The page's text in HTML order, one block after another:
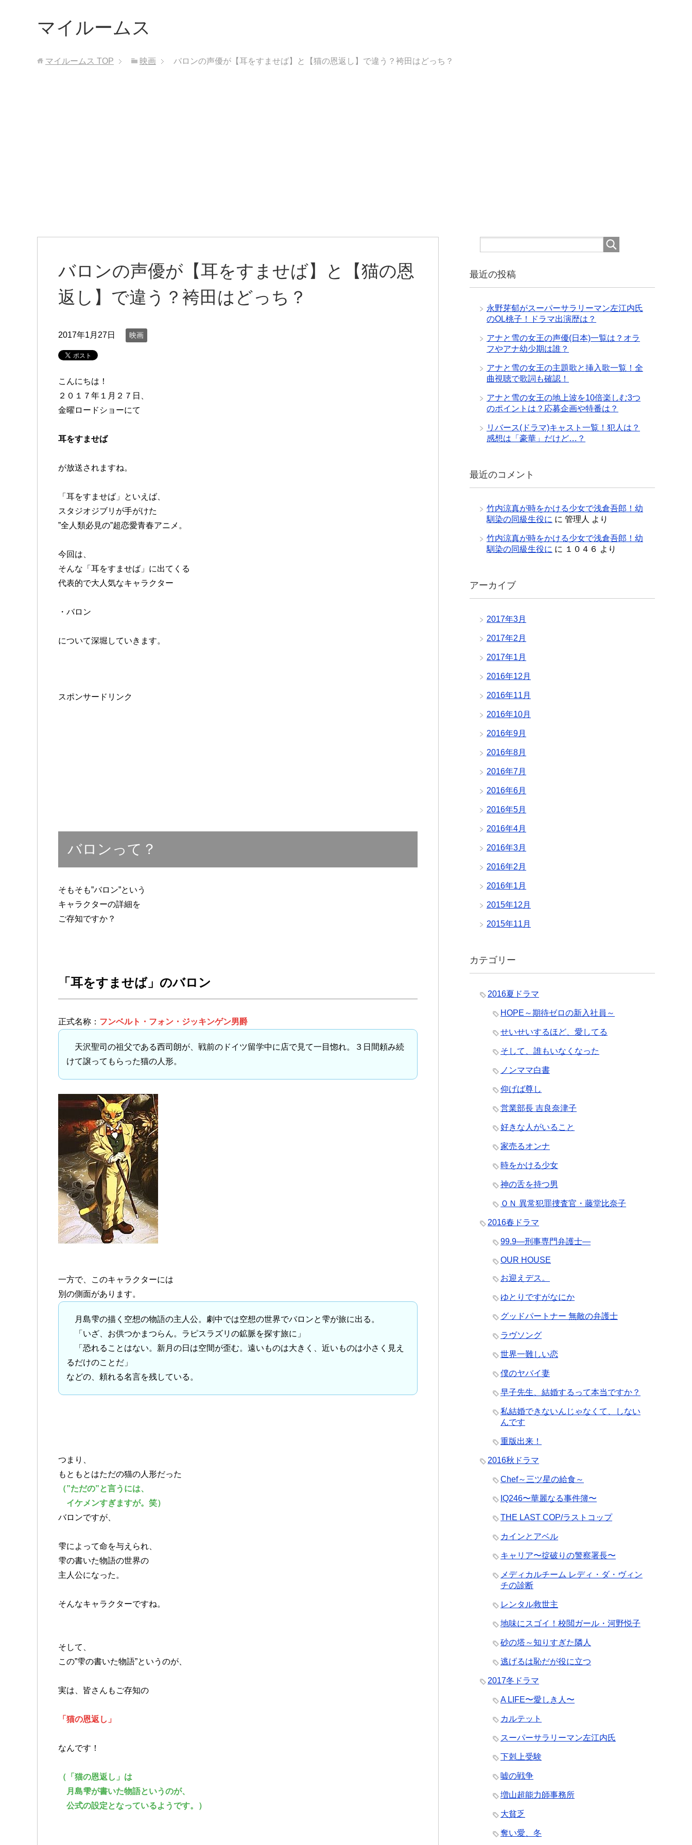
マイルームス
マイルームス TOP 映画 バロンの声優が【耳をすませば】と【猫の恩返し】で違う？袴田はどっち？
バロンの声優が【耳をすませば】と【猫の恩
返し】で違う？袴田はどっち？
2017年1月27日 映画
こんにちは！
２０１７年１月２７日、
金曜ロードショーにて
耳をすませば
が放送されますね。
「耳をすませば」といえば、
スタジオジブリが手がけた
”全人類必見の”超恋愛青春アニメ。
今回は、
そんな「耳をすませば」に出てくる
代表的で大人気なキャラクター
・バロン
について深堀していきます。
スポンサードリンク
バロンって？
そもそも”バロン”という
キャラクターの詳細を
ご存知ですか？
「耳をすませば」のバロン
正式名称： フンベルト・フォン・ジッキンゲン男爵
天沢聖司の祖父である西司朗が、戦前のドイツ留学中に店で見て一目惚れ。３日間頼み続
けて譲ってもらった猫の人形。
一方で、このキャラクターには
別の側面があります。
月島雫の描く空想の物語の主人公。劇中では空想の世界でバロンと雫が旅に出る。
「いざ、お供つかまつらん。ラピスラズリの鉱脈を探す旅に」
「恐れることはない。新月の日は空間が歪む。遠いものは大きく、近いものは小さく見え
るだけのことだ」
などの、頼れる名言を残している。
つまり、
もともとはただの猫の人形だった
（”ただの”と言うには、
イケメンすぎますが。笑）
バロンですが、
雫によって命を与えられ、
雫の書いた物語の世界の
主人公になった。
そんなキャラクターですね。
そして、
この”雫の書いた物語”というのが、
実は、皆さんもご存知の
「猫の恩返し」
なんです！
（「猫の恩返し」は
月島雫が書いた物語というのが、
公式の設定となっているようです。）
最近の投稿
永野芽郁がスーパーサラリーマン左江内氏
のOL桃子！ドラマ出演歴は？
アナと雪の女王の声優(日本)一覧は？オラ
フやアナ幼少期は誰？
アナと雪の女王の主題歌と挿入歌一覧！全
曲視聴で歌詞も確認！
アナと雪の女王の地上波を10倍楽しむ3つ
のポイントは？応募企画や特番は？
リバース(ドラマ)キャスト一覧！犯人は？
感想は「豪華」だけど…？
最近のコメント
竹内涼真が時をかける少女で浅倉吾郎！幼
馴染の同級生役に に 管理人 より
竹内涼真が時をかける少女で浅倉吾郎！幼
馴染の同級生役に に １０４６ より
アーカイブ
2017年3月
2017年2月
2017年1月
2016年12月
2016年11月
2016年10月
2016年9月
2016年8月
2016年7月
2016年6月
2016年5月
2016年4月
2016年3月
2016年2月
2016年1月
2015年12月
2015年11月
カテゴリー
2016夏ドラマ
HOPE～期待ゼロの新入社員～
せいせいするほど、愛してる
そして、誰もいなくなった
ノンママ白書
仰げば尊し
営業部長 吉良奈津子
好きな人がいること
家売るオンナ
時をかける少女
神の舌を持つ男
ＯＮ 異常犯罪捜査官・藤堂比奈子
2016春ドラマ
99.9―刑事専門弁護士―
OUR HOUSE
お迎えデス。
ゆとりですがなにか
グッドパートナー 無敵の弁護士
ラヴソング
世界一難しい恋
僕のヤバイ妻
早子先生、結婚するって本当ですか？
私結婚できないんじゃなくて、しない
んです
重版出来！
2016秋ドラマ
Chef～三ツ星の給食～
IQ246〜華麗なる事件簿〜
THE LAST COP/ラストコップ
カインとアベル
キャリア〜掟破りの警察署長〜
メディカルチーム レディ・ダ・ヴィン
チの診断
レンタル救世主
地味にスゴイ！校閲ガール・河野悦子
砂の塔～知りすぎた隣人
逃げるは恥だが役に立つ
2017冬ドラマ
A LIFE〜愛しき人〜
カルテット
スーパーサラリーマン左江内氏
下剋上受験
嘘の戦争
増山超能力師事務所
大貧乏
奪い愛、冬